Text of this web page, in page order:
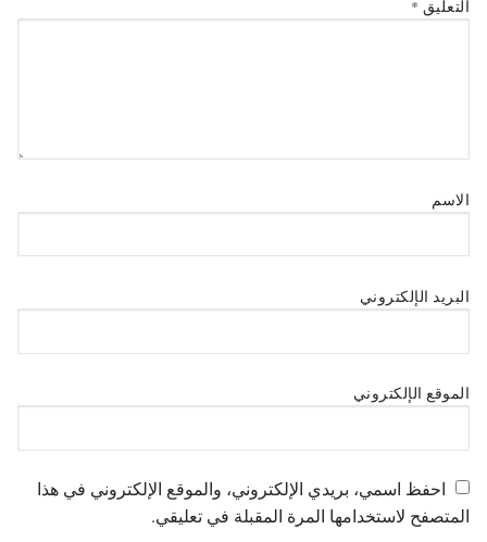
التعليق *
الاسم
البريد الإلكتروني
الموقع الإلكتروني
احفظ اسمي، بريدي الإلكتروني، والموقع الإلكتروني في هذا
المتصفح لاستخدامها المرة المقبلة في تعليقي.